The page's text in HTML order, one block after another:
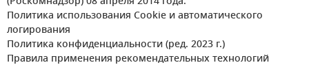
Политика использования Cookie и автоматического
логирования
Политика конфиденциальности (ред. 2023 г.)
Правила применения рекомендательных технологий